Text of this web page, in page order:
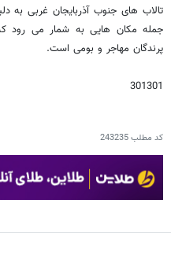
تالاب های جنوب آذربایجان غربی
جمله مکان هایی به شمار می رود
پرندگان مهاجر و بومی است.
301301
کد مطلب243235